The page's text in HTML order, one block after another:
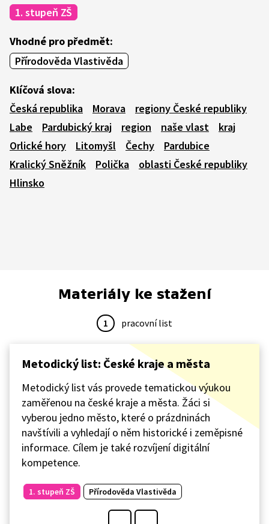
1. stupeň ZŠ
Vhodné pro předmět:
Přírodověda Vlastivěda
Klíčová slova:
Česká republika
Morava
regiony České republiky
Labe
Pardubický kraj region naše vlast
kraj
Orlické hory
Litomyšl Čechy
Pardubice
Kralický Sněžník
Polička
oblasti České republiky
Hlinsko
Materiály ke stažení
1 pracovní list
Metodický list: České kraje a města
Metodický list vás provede tematickou výukou
zaměřenou na české kraje a města. Žáci si
vyberou jedno město, které o prázdninách
navštívili a vyhledají o něm historické i zeměpisné
informace. Cílem je také rozvíjení digitální
kompetence.
1. stupeň ZŠ Přírodověda Vlastivěda